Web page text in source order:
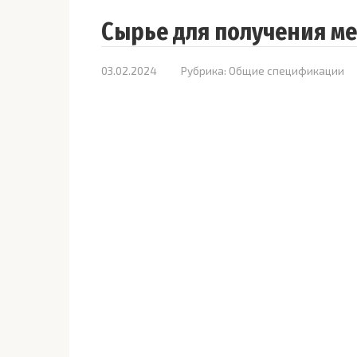
Сырье для получения
03.02.2024 Рубрика: Общие спецификации